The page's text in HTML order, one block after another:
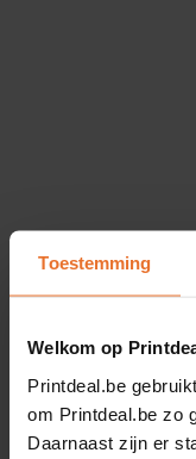
Toestemming
Welkom op
Printdeal.be
om Printdeal.be zo
Daarnaast zijn er